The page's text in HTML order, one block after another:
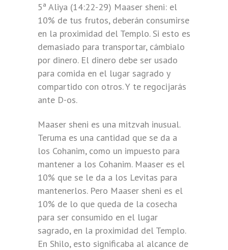
5ª Aliya (14:22-29) Maaser sheni: el
10% de tus frutos, deberán consumirse
en la proximidad del Templo. Si esto es
demasiado para transportar, cámbialo
por dinero. El dinero debe ser usado
para comida en el lugar sagrado y
compartido con otros. Y te regocijarás
ante D-os.
Maaser sheni es una mitzvah inusual.
Teruma es una cantidad que se da a
los Cohanim, como un impuesto para
mantener a los Cohanim. Maaser es el
10% que se le da a los Levitas para
mantenerlos. Pero Maaser sheni es el
10% de lo que queda de la cosecha
para ser consumido en el lugar
sagrado, en la proximidad del Templo.
En Shilo, esto significaba al alcance de